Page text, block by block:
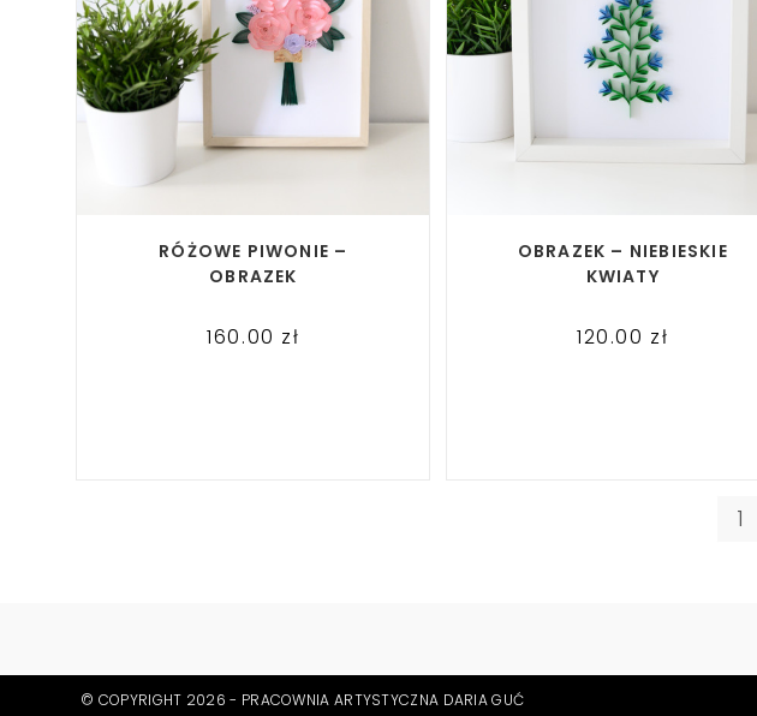
RÓŻOWE PIWONIE –
OBRAZEK
160.00 zł
OBRAZEK – NIEBIESKIE
KWIATY
120.00 zł
1
© COPYRIGHT 2026 - PRACOWNIA ARTYSTYCZNA DARIA GUĆ